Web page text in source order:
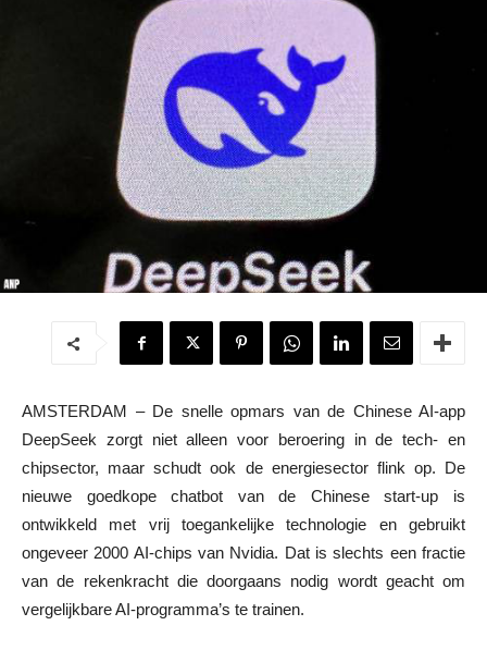
AMSTERDAM – De snelle opmars van de Chinese AI-app
DeepSeek zorgt niet alleen voor beroering in de tech- en
chipsector, maar schudt ook de energiesector flink op. De
nieuwe goedkope chatbot van de Chinese start-up is
ontwikkeld met vrij toegankelijke technologie en gebruikt
ongeveer 2000 AI-chips van Nvidia. Dat is slechts een fractie
van de rekenkracht die doorgaans nodig wordt geacht om
vergelijkbare AI-programma’s te trainen.